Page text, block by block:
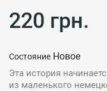
220 грн.
Состояние Новое
Эта история
из маленького